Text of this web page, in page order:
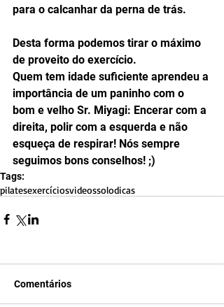
para o calcanhar da perna de trás.
Desta forma podemos tirar o máximo
de proveito do exercício.
Quem tem idade suficiente aprendeu a
importância de um paninho com o
bom e velho Sr. Miyagi: Encerar com a
direita, polir com a esquerda e não
esqueça de respirar! Nós sempre
seguimos bons conselhos! ;)
Tags:
pilatesexercíciosvideossolodicas
Comentários